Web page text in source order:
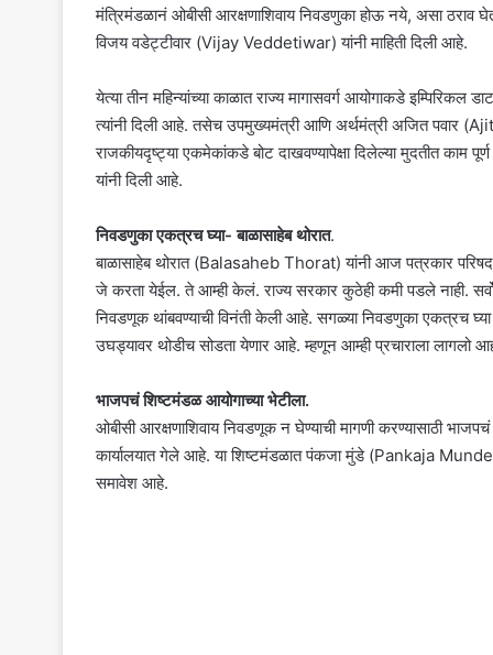
मंत्रिमंडळानं ओबीसी आरक्षणाशिवाय निवडणुका होऊ नये, असा
विजय वडेट्टीवार (Vijay Veddetiwar) यांनी माहिती दिली आहे.
येत्या तीन महिन्यांच्या काळात राज्य मागासवर्ग आयोगाकडे इम्पिरिकल
त्यांनी दिली आहे. तसेच उपमुख्यमंत्री आणि अर्थमंत्री अजित पवार (Ajit
राजकीयदृष्ट्या एकमेकांकडे बोट दाखवण्यापेक्षा दिलेल्या मुदतीत काम
यांनी दिली आहे.
निवडणुका एकत्रच घ्या- बाळासाहेब थोरात.
बाळासाहेब थोरात (Balasaheb Thorat) यांनी आज पत्रकार परिषद
जे करता येईल. ते आम्ही केलं. राज्य सरकार कुठेही कमी पडले नाही.
निवडणूक थांबवण्याची विनंती केली आहे. सगळ्या निवडणुका एकत्रच
उघड्यावर थोडीच सोडता येणार आहे. म्हणून आम्ही प्रचाराला लागलो
भाजपचं शिष्टमंडळ आयोगाच्या भेटीला.
ओबीसी आरक्षणाशिवाय निवडणूक न घेण्याची मागणी करण्यासाठी
कार्यालयात गेले आहे. या शिष्टमंडळात पंकजा मुंडे (Pankaja
समावेश आहे.